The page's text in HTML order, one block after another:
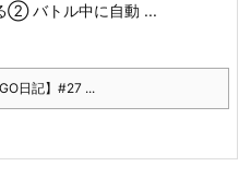
② バトル中に自動 ...
日記】#27 ...